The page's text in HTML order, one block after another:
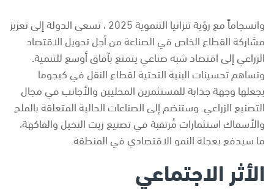
وانسجاماً مع رؤية تنزانيا التنموية 2025 ، تسعى الدولة إلى تعزيز
مشاركة القطاع الخاص في الصناعة من أجل تحويل الاقتصاد
الزراعي إلى اقتصاد شبه صناعي يتمتع بآفاق أوسع للتنمية.
وتساهم تحسينات البنية التحتية لقطاع النقل في كيجوما
بجعلها وجهة جذابة للمستثمرين المحليين والأجانب في مجال
التصنيع الزراعي. وستنضم إلى الصناعات الحالية المتعلقة بالملح
والأسماك استثمارات مُرتقبة في تصنيع زيت النخيل والفاكهة،
ما سيدفع بعجلة النمو الاقتصادي في المنطقة.
الأثر الاجتماعي